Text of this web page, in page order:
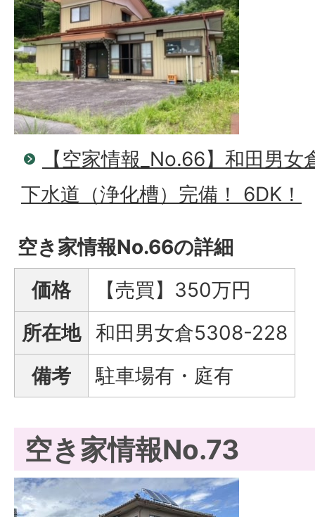
【空家情報_No.66】和田男
下水道（浄化槽）完備！ 6DK！
空き家情報No.66の詳細
価格
【売買】350万円
所在地
和田男女倉5308-228
備考
駐車場有・庭有
空き家情報No.73